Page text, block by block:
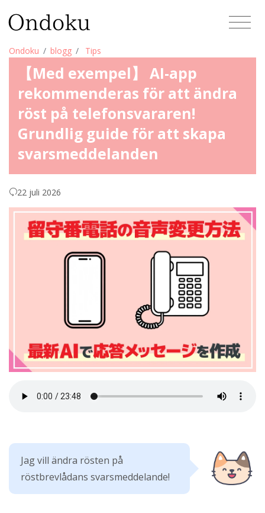
Ondoku blogg Tips
【Med exempel】 AI-app
rekommenderas för att ändra
röst på telefonsvararen!
Grundlig guide för att skapa
svarsmeddelanden
22 juli 2026
Jag vill ändra rösten på
röstbrevlådans svarsmeddelande!